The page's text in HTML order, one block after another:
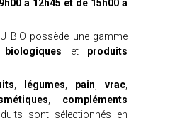
9h00 à 12h45 et de 15h00 à
BIO possède une gamme
et produits
légumes pain ,vrac
compléments
sont sélectionnés en